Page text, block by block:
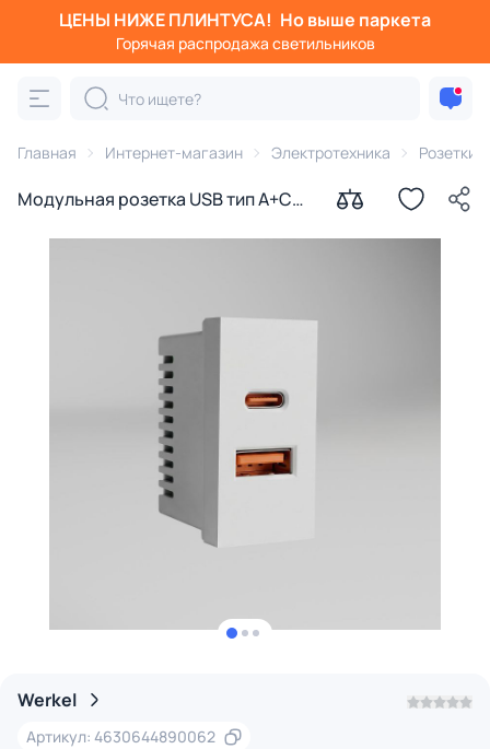
ЦЕНЫ НИЖЕ ПЛИНТУСА! Но выше паркета
Горячая распродажа светильников
Главная Интернет-магазин Электротехника Розетки
Модульная розетка USB тип A+C
Werkel
Артикул: 4630644890062